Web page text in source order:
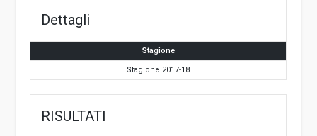
Dettagli
Stagione
Stagione 2017-18
RISULTATI